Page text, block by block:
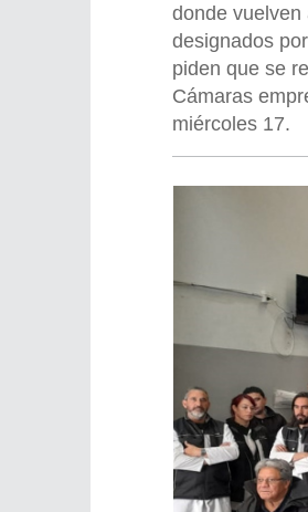
donde
designados
piden que se
Cámaras
miércoles 17.